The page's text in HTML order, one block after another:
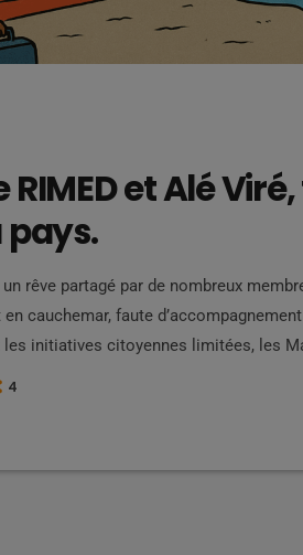
et Alé
rêve partagé par de nombreux
cauchemar, faute
initiatives citoyennes limitées, les
à la réalité. Deux exemples illustrent
4